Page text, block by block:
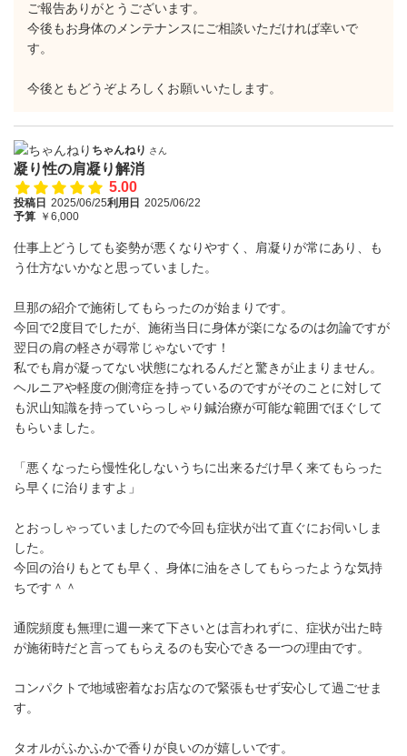
ご報告ありがとうございます。
今後もお身体のメンテナンスにご相談いただければ幸いで
す。
今後ともどうぞよろしくお願いいたします。
ちゃんねり さん
凝り性の肩凝り解消
5.00
投稿日 2025/06/25利用日 2025/06/22
予算 ￥6,000
仕事上どうしても姿勢が悪くなりやすく、肩凝りが常にあり、も
う仕方ないかなと思っていました。
旦那の紹介で施術してもらったのが始まりです。
今回で2度目でしたが、施術当日に身体が楽になるのは勿論ですが
翌日の肩の軽さが尋常じゃないです！
私でも肩が凝ってない状態になれるんだと驚きが止まりません。
ヘルニアや軽度の側湾症を持っているのですがそのことに対して
も沢山知識を持っていらっしゃり鍼治療が可能な範囲でほぐして
もらいました。
「悪くなったら慢性化しないうちに出来るだけ早く来てもらった
ら早くに治りますよ」
とおっしゃっていましたので今回も症状が出て直ぐにお伺いしま
した。
今回の治りもとても早く、身体に油をさしてもらったような気持
ちです＾＾
通院頻度も無理に週一来て下さいとは言われずに、症状が出た時
が施術時だと言ってもらえるのも安心できる一つの理由です。
コンパクトで地域密着なお店なので緊張もせず安心して過ごせま
す。
タオルがふかふかで香りが良いのが嬉しいです。